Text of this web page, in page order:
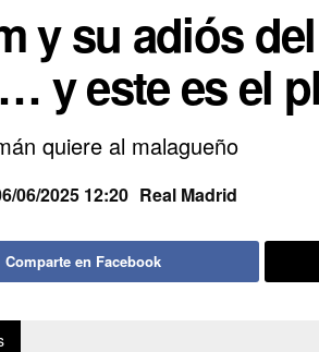
y su adiós
y este es el
quiere al malagueño
06/2025 12:20 Real Madrid
Comparte en Facebook